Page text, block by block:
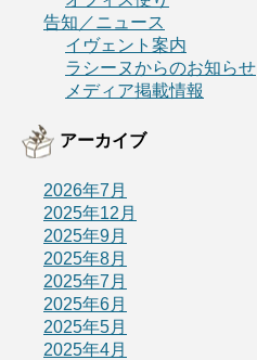
告知／ニュース
イヴェント案内
ラシーヌからのお知らせ
メディア掲載情報
アーカイブ
2026年7月
2025年12月
2025年9月
2025年8月
2025年7月
2025年6月
2025年5月
2025年4月